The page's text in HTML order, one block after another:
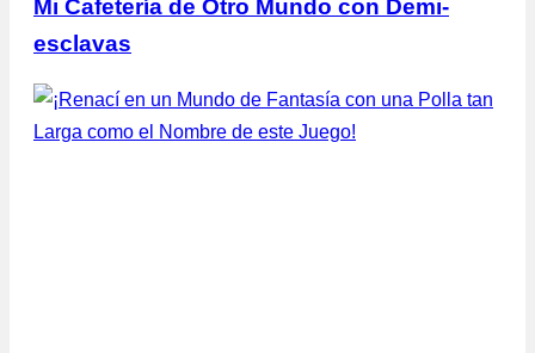
Mi Cafetería de Otro Mundo con Demi-
esclavas